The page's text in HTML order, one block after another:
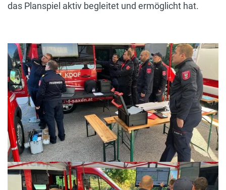
das Planspiel aktiv begleitet und ermöglicht hat.